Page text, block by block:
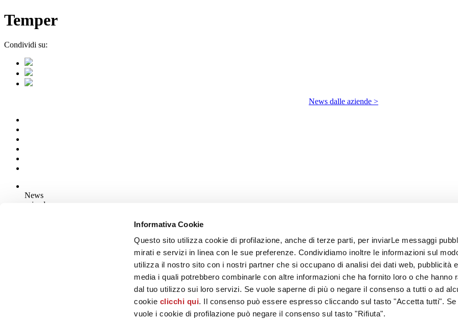
Informativa Cookie
Questo sito utilizza cookie di profilazione, anche di terze parti, per inviarLe messaggi
mirati e servizi in linea con le sue preferenze. Condividiamo inoltre le informazioni sul
utilizza il nostro sito con i nostri partner che si occupano di analisi dei dati web, pubblicità
media i quali potrebbero combinarle con altre informazioni che ha fornito loro o che hanno
dal tuo utilizzo sui loro servizi. Se vuole saperne di più o negare il consenso a tutti o ad
cookie clicchi qui. Il consenso può essere espresso cliccando sul tasto "Accetta tutti". Se
vuole i cookie di profilazione può negare il consenso sul tasto "Rifiuta".
Temper
Condividi su:
News dalle aziende >
News
aziende
Viale Monte Santo, 40 - 41049 Sassuolo (MO) - Italy
Capitale Sociale: 2.500.000 euro - Codice fiscale e P.IVA 00853700367